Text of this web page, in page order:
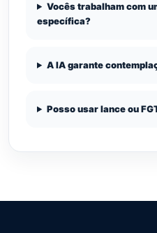
Vocês trabalham com
específica?
A IA garante
Posso usar lance ou